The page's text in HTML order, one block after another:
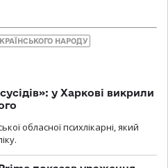
НАРОДУ
у Харкові викрили
обласної психлікарні, який